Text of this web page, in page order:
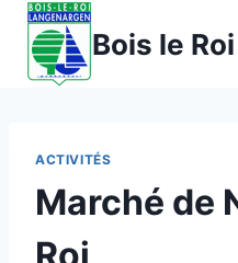
Aller
contenu
Bois le
ACTIVITÉS
Marché de